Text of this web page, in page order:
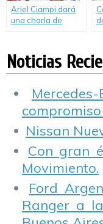
Ariel Ciampi dará
una charla de
Ciudad de Balcarce
Noticias
Nissan
Con gran
Movimiento.
Ford
Ranger a